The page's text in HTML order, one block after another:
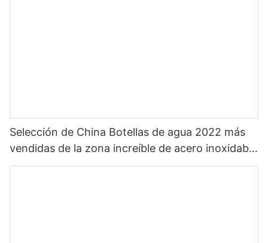
Selección de China Botellas de agua 2022 más
vendidas de la zona increíble de acero inoxidable
caliente para deportes con pajita y color